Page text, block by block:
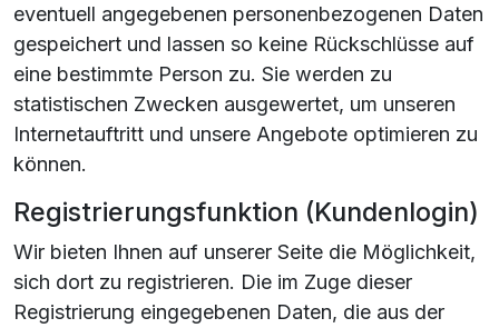
eventuell angegebenen personenbezogenen Daten
gespeichert und lassen so keine Rückschlüsse auf
eine bestimmte Person zu. Sie werden zu
statistischen Zwecken ausgewertet, um unseren
Internetauftritt und unsere Angebote optimieren zu
können.
Registrierungsfunktion (Kundenlogin)
Wir bieten Ihnen auf unserer Seite die Möglichkeit,
sich dort zu registrieren. Die im Zuge dieser
Registrierung eingegebenen Daten, die aus der